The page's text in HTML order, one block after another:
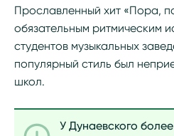
Прославленный хит «Пора,
обязательным ритмическим
студентов музыкальных
популярный стиль был
школ.
У Дунаевского более